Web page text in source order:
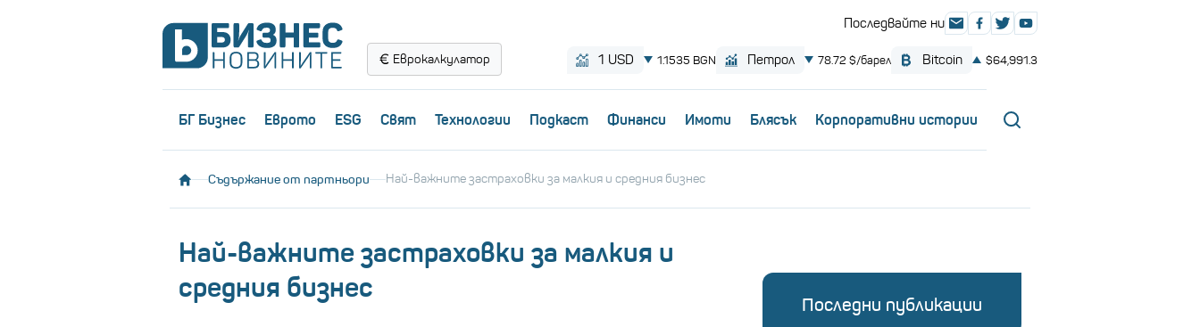
Еврокалкулатор
БГ Бизнес Еврото ESG Свят Технологии Пoдкаст Финанси Имоти Блясък Корпоративни истории
Съдържание от партньори Най-важните застраховки за малкия и средния бизнес
Най-важните застраховки за малкия и
средния бизнес
Последни публикации